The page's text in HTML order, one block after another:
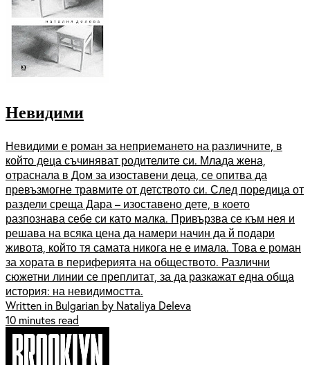
Невидими
Невидими е роман за неприемането на различните, в
който деца съчиняват родителите си. Млада жена,
отраснала в Дом за изоставени деца, се опитва да
превъзмогне травмите от детството си. След поредица от
раздели среща Дара – изоставено дете, в което
разпознава себе си като малка. Привързва се към нея и
решава на всяка цена да намери начин да й подари
живота, който тя самата никога не е имала. Това е роман
за хората в периферията на обществото. Различни
сюжетни линии се преплитат, за да разкажат една обща
история: на невидимостта.
Written in Bulgarian by Nataliya Deleva
10 minutes read